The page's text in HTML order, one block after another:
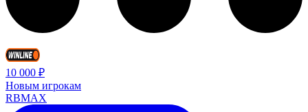
10 000 ₽
Новым игрокам
RBMAX